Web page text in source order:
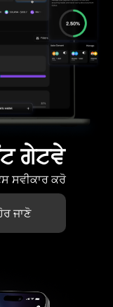
ਗੇਟਵੇ
ਸਵੀਕਾਰ ਕਰੋ
ਜਾਣੋ